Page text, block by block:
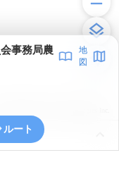
事務局農
地
図
ルート